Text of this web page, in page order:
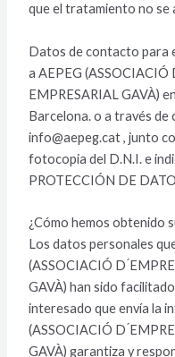
que el tratamiento no se
Datos de contacto para
a AEPEG (ASSOCIACIÓ
EMPRESARIAL GAVÀ)
Barcelona. o a través
info@aepeg.cat , junto
fotocopia del D.N.I. e
PROTECCIÓN DE
¿Cómo hemos obtenido
Los datos personales
(ASSOCIACIÓ D
GAVÀ) han sido
interesado que envía la
(ASSOCIACIÓ D
GAVÀ) garantiza y